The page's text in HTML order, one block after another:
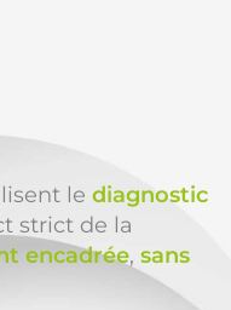
le diagnostic
strict de la
encadrée, sans